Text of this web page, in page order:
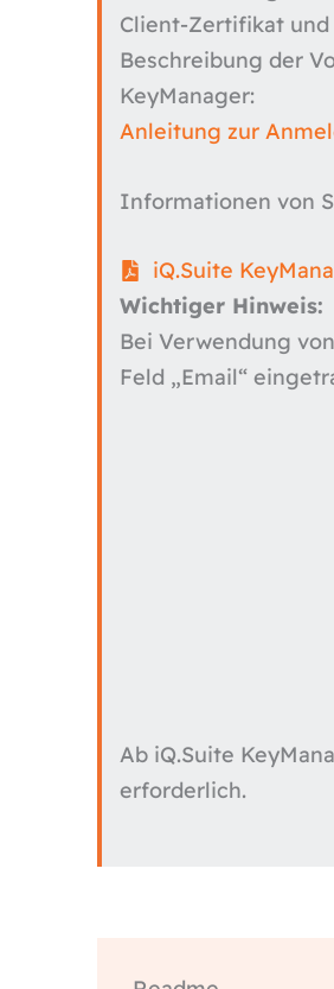
Client-Zertifikat und
Beschreibung der
KeyManager:
Anleitung zur
Informationen von
iQ.Suite
Wichtiger Hinweis:
Bei Verwendung
Feld „Email“
Ab iQ.Suite
erforderlich.